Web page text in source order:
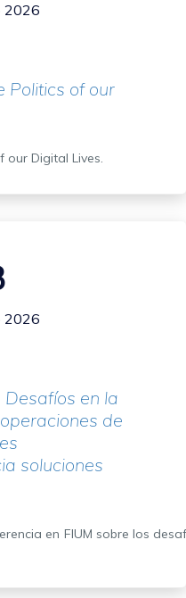
2026
Politics of our
our Digital Lives.
2026
en la
de
soluciones
en FIUM sobre los